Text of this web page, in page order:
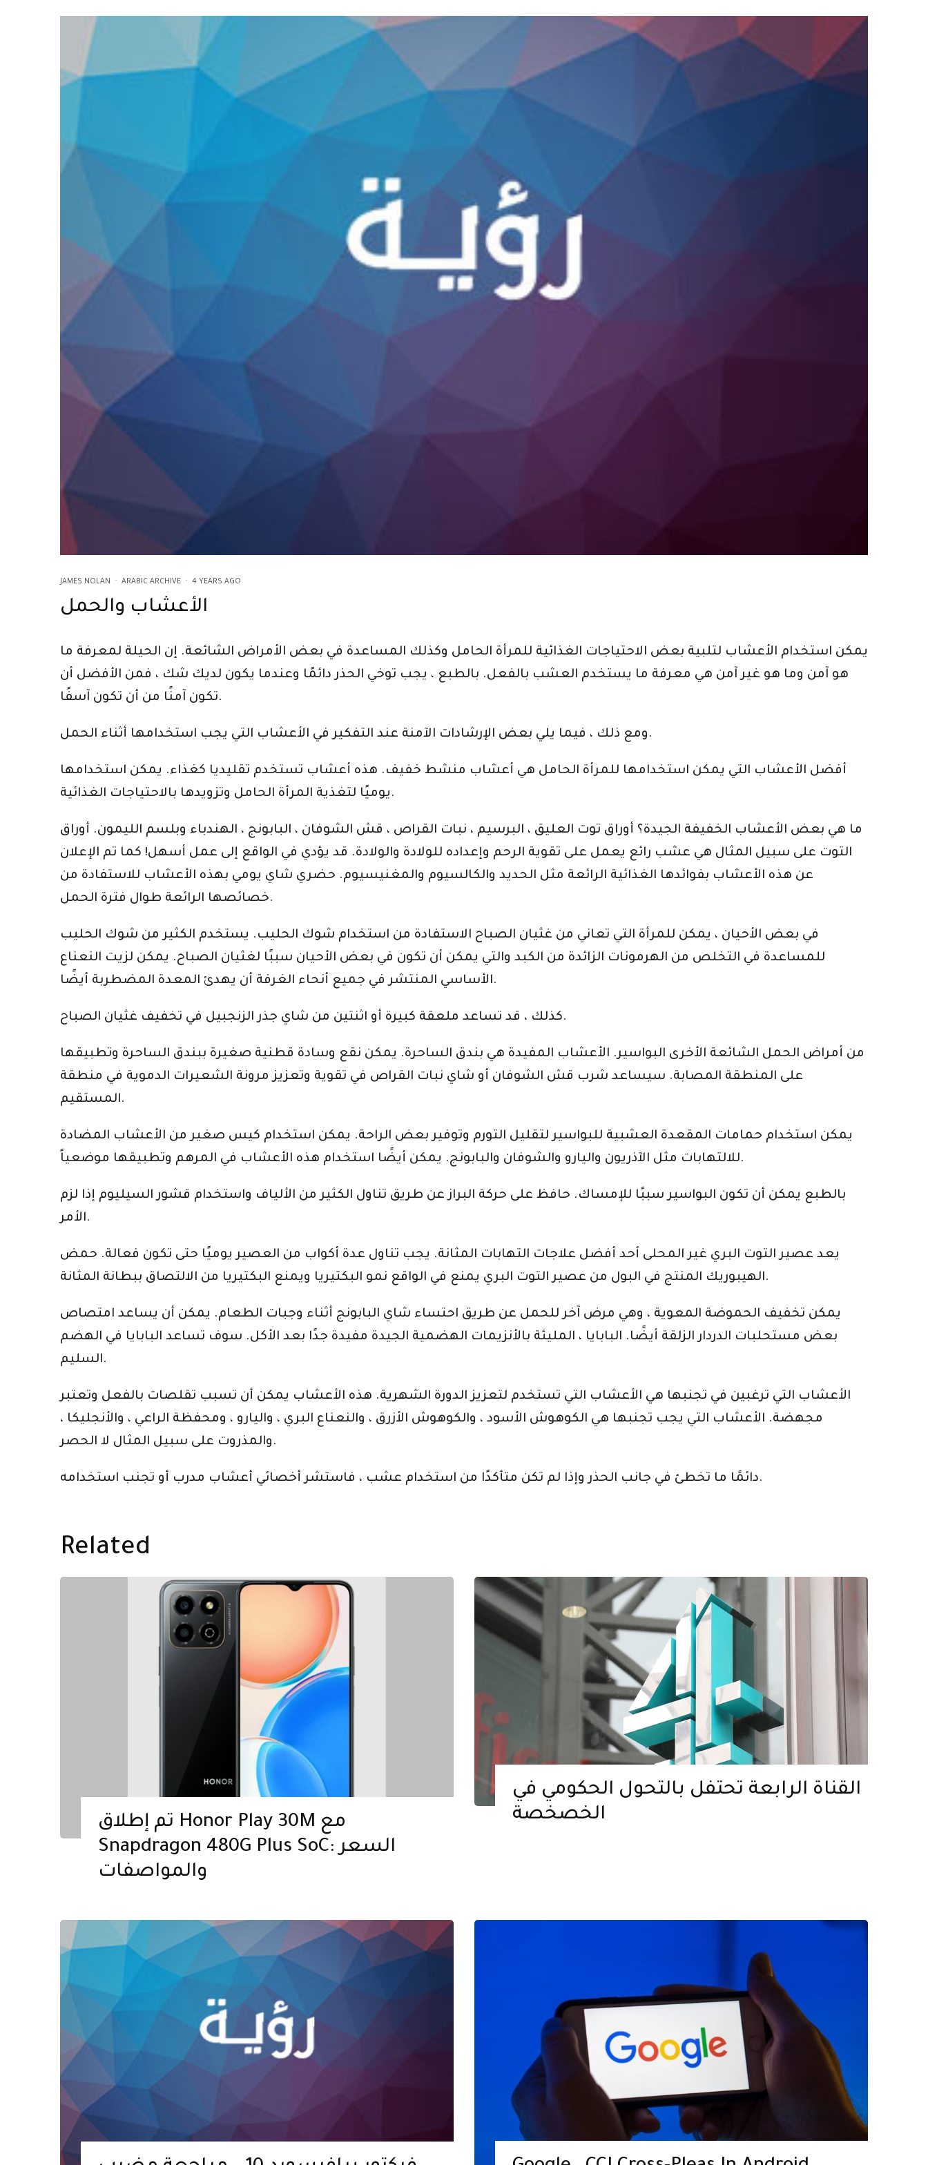
JAMES NOLAN · ARABIC ARCHIVE · 4 YEARS AGO
الأعشاب والحمل
يمكن استخدام الأعشاب لتلبية بعض الاحتياجات الغذائية للمرأة الحامل وكذلك المساعدة في بعض الأمراض الشائعة. إن الحيلة لمعرفة ما
هو آمن وما هو غير آمن هي معرفة ما يستخدم العشب بالفعل. بالطبع ، يجب توخي الحذر دائمًا وعندما يكون لديك شك ، فمن الأفضل أن
تكون آمنًا من أن تكون آسفًا.
ومع ذلك ، فيما يلي بعض الإرشادات الآمنة عند التفكير في الأعشاب التي يجب استخدامها أثناء الحمل.
أفضل الأعشاب التي يمكن استخدامها للمرأة الحامل هي أعشاب منشط خفيف. هذه أعشاب تستخدم تقليديا كغذاء. يمكن استخدامها
يوميًا لتغذية المرأة الحامل وتزويدها بالاحتياجات الغذائية.
ما هي بعض الأعشاب الخفيفة الجيدة؟ أوراق توت العليق ، البرسيم ، نبات القراص ، قش الشوفان ، البابونج ، الهندباء وبلسم الليمون. أوراق
التوت على سبيل المثال هي عشب رائع يعمل على تقوية الرحم وإعداده للولادة والولادة. قد يؤدي في الواقع إلى عمل أسهل! كما تم الإعلان
عن هذه الأعشاب بفوائدها الغذائية الرائعة مثل الحديد والكالسيوم والمغنيسيوم. حضري شاي يومي بهذه الأعشاب للاستفادة من
خصائصها الرائعة طوال فترة الحمل.
في بعض الأحيان ، يمكن للمرأة التي تعاني من غثيان الصباح الاستفادة من استخدام شوك الحليب. يستخدم الكثير من شوك الحليب
للمساعدة في التخلص من الهرمونات الزائدة من الكبد والتي يمكن أن تكون في بعض الأحيان سببًا لغثيان الصباح. يمكن لزيت النعناع
الأساسي المنتشر في جميع أنحاء الغرفة أن يهدئ المعدة المضطربة أيضًا.
كذلك ، قد تساعد ملعقة كبيرة أو اثنتين من شاي جذر الزنجبيل في تخفيف غثيان الصباح.
من أمراض الحمل الشائعة الأخرى البواسير. الأعشاب المفيدة هي بندق الساحرة. يمكن نقع وسادة قطنية صغيرة ببندق الساحرة وتطبيقها
على المنطقة المصابة. سيساعد شرب قش الشوفان أو شاي نبات القراص في تقوية وتعزيز مرونة الشعيرات الدموية في منطقة
المستقيم.
يمكن استخدام حمامات المقعدة العشبية للبواسير لتقليل التورم وتوفير بعض الراحة. يمكن استخدام كيس صغير من الأعشاب المضادة
للالتهابات مثل الآذريون واليارو والشوفان والبابونج. يمكن أيضًا استخدام هذه الأعشاب في المرهم وتطبيقها موضعياً.
بالطبع يمكن أن تكون البواسير سببًا للإمساك. حافظ على حركة البراز عن طريق تناول الكثير من الألياف واستخدام قشور السيليوم إذا لزم
الأمر.
يعد عصير التوت البري غير المحلى أحد أفضل علاجات التهابات المثانة. يجب تناول عدة أكواب من العصير يوميًا حتى تكون فعالة. حمض
الهيبوريك المنتج في البول من عصير التوت البري يمنع في الواقع نمو البكتيريا ويمنع البكتيريا من الالتصاق ببطانة المثانة.
يمكن تخفيف الحموضة المعوية ، وهي مرض آخر للحمل عن طريق احتساء شاي البابونج أثناء وجبات الطعام. يمكن أن يساعد امتصاص
بعض مستحلبات الدردار الزلقة أيضًا. البابايا ، المليئة بالأنزيمات الهضمية الجيدة مفيدة جدًا بعد الأكل. سوف تساعد البابايا في الهضم
السليم.
الأعشاب التي ترغبين في تجنبها هي الأعشاب التي تستخدم لتعزيز الدورة الشهرية. هذه الأعشاب يمكن أن تسبب تقلصات بالفعل وتعتبر
مجهضة. الأعشاب التي يجب تجنبها هي الكوهوش الأسود ، والكوهوش الأزرق ، والنعناع البري ، واليارو ، ومحفظة الراعي ، والأنجليكا ،
والمذروت على سبيل المثال لا الحصر.
دائمًا ما تخطئ في جانب الحذر وإذا لم تكن متأكدًا من استخدام عشب ، فاستشر أخصائي أعشاب مدرب أو تجنب استخدامه.
Related
تم إطلاق Honor Play 30M مع
Snapdragon 480G Plus SoC: السعر
والمواصفات
القناة الرابعة تحتفل بالتحول الحكومي في
الخصخصة